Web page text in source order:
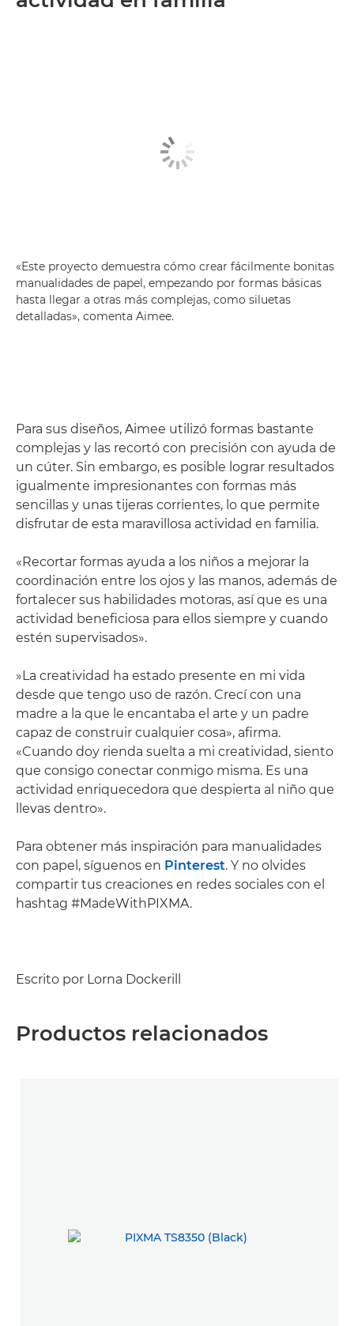
«Este proyecto demuestra cómo crear fácilmente bonitas
manualidades de papel, empezando por formas básicas
hasta llegar a otras más complejas, como siluetas
detalladas», comenta Aimee.
Para sus diseños, Aimee utilizó formas bastante
complejas y las recortó con precisión con ayuda de
un cúter. Sin embargo, es posible lograr resultados
igualmente impresionantes con formas más
sencillas y unas tijeras corrientes, lo que permite
disfrutar de esta maravillosa actividad en familia.
«Recortar formas ayuda a los niños a mejorar la
coordinación entre los ojos y las manos, además de
fortalecer sus habilidades motoras, así que es una
actividad beneficiosa para ellos siempre y cuando
estén supervisados».
»La creatividad ha estado presente en mi vida
desde que tengo uso de razón. Crecí con una
madre a la que le encantaba el arte y un padre
capaz de construir cualquier cosa», afirma.
«Cuando doy rienda suelta a mi creatividad, siento
que consigo conectar conmigo misma. Es una
actividad enriquecedora que despierta al niño que
llevas dentro».
Para obtener más inspiración para manualidades
con papel, síguenos en Pinterest. Y no olvides
compartir tus creaciones en redes sociales con el
hashtag #MadeWithPIXMA.
Escrito por Lorna Dockerill
Productos relacionados